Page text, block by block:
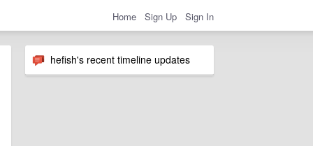
Home Sign Up Sign In
hefish's recent timeline updates